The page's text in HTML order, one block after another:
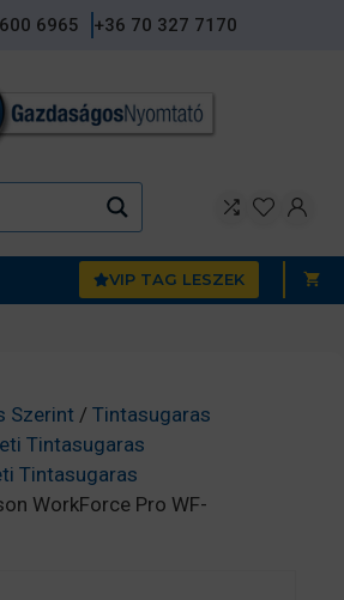
6965 +36 70 327 7170
VIP TAG LESZEK
Szerint / Tintasugaras
Tintasugaras
Tintasugaras
WorkForce Pro WF-